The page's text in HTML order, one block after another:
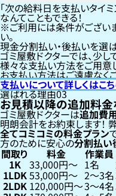
「次の給料日を支払いタイミ
なんてこともできる！
ご利用には条件がござい
い。
現金分割払い・後払いを選
ゴミ屋敷ドクターでは、少
様々な支払い方法をご用意
お支払い方法はご遠慮なく
支払いについて詳しくはこち
選ばれる理由03
お見積以降の追加料金
ゴミ屋敷ドクターは追加費
明朗会計をお約束します！
全てコミコミの料金プラン
方のために安心の分割払い
間取り 料金 作業員
1K 33,000円〜 1名
1LDK53,000円〜 2〜3名
2LDK 120,000円〜3〜4名